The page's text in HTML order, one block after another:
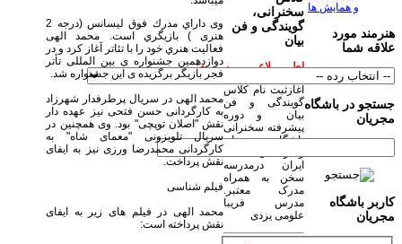
وی داراي مدرك فوق ليسانس (درجه 2
هنری ) بازيگري است. محمد الهی
فعاليت هنري خود را با تئاتر آغاز كرد و در
دوازدهمین جشنواره ی بین المللی تأتر
فجر بازیگر برگزیده ی این جشنواره شد.
محمد الهی در سریال پرطرفدار شهرزاد
به کارگردانی حسن فتحی نیز عهده دار
نقش "اصلان توپچی" بود. وی همچنین در
سریال تلویزونی "معمای شاه" به
کارگردانی محمدرضا ورزی نیز به ایفای
نقش پرداخت.
فیلم شناسی
محمد الهی در فیلم های زیر به ایفای
نقش پرداخته است:
سخنرانی،
گویندگی و فن
بیان
اطــــــلاعــــــــیــــــه:
آغازثبت نام کلاس
گویندگی و فن
بیان و دوره
پیشرفته سخنرانی
باشگاه مجریان
ایران درمدرسه
سخن به همراه
مدرک معتبر.
مدرس فریبا
علومی یزدی
و همایش ها
هنرمند مورد
علاقه شما
جستجو در باشگاه
مجریان
کاربر باشگاه
مجریان